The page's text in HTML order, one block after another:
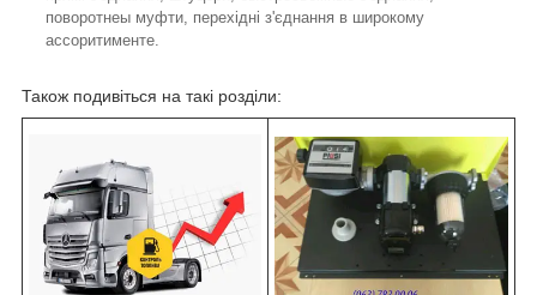
поворотнеы муфти, перехідні з'єднання в широкому
ассоритименте.
Також подивіться на такі розділи: